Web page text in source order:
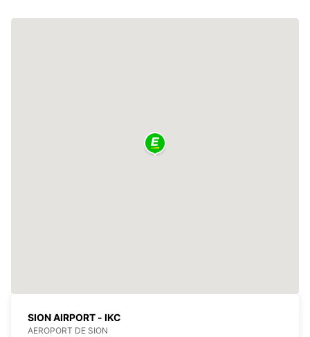
SION AIRPORT - IKC
AEROPORT DE SION